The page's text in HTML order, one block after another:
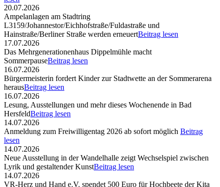
20.07.2026
Ampelanlagen am Stadtring
L3159/Johannestor/Eichhofstraße/Fuldastraße und
Hainstraße/Berliner Straße werden erneuertBeitrag lesen
17.07.2026
Das Mehrgenerationenhaus Dippelmühle macht
SommerpauseBeitrag lesen
16.07.2026
Bürgermeisterin fordert Kinder zur Stadtwette an der Sommerarena
herausBeitrag lesen
16.07.2026
Lesung, Ausstellungen und mehr dieses Wochenende in Bad
HersfeldBeitrag lesen
14.07.2026
Anmeldung zum Freiwilligentag 2026 ab sofort möglich Beitrag
lesen
14.07.2026
Neue Ausstellung in der Wandelhalle zeigt Wechselspiel zwischen
Lyrik und gestaltender KunstBeitrag lesen
14.07.2026
VR-Herz und Hand e.V. spendet 500 Euro für Hochbeete der Kita